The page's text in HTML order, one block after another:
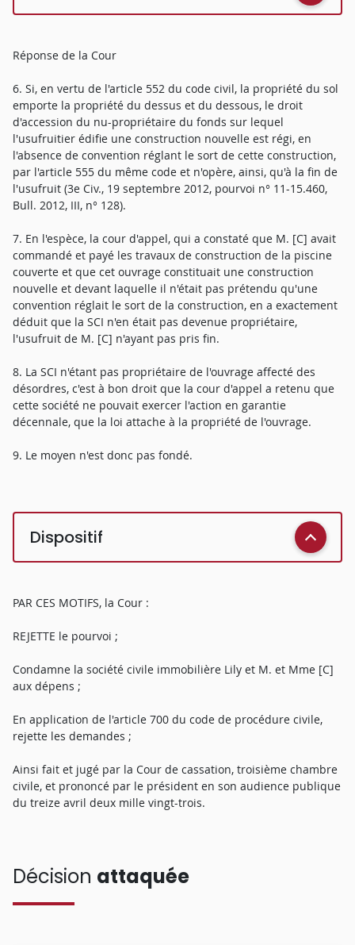
Réponse de la Cour
6. Si, en vertu de l'article 552 du code civil, la propriété du sol
emporte la propriété du dessus et du dessous, le droit
d'accession du nu-propriétaire du fonds sur lequel
l'usufruitier édifie une construction nouvelle est régi, en
l'absence de convention réglant le sort de cette construction,
par l'article 555 du même code et n'opère, ainsi, qu'à la fin de
l'usufruit (3e Civ., 19 septembre 2012, pourvoi n° 11-15.460,
Bull. 2012, III, n° 128).
7. En l'espèce, la cour d'appel, qui a constaté que M. [C] avait
commandé et payé les travaux de construction de la piscine
couverte et que cet ouvrage constituait une construction
nouvelle et devant laquelle il n'était pas prétendu qu'une
convention réglait le sort de la construction, en a exactement
déduit que la SCI n'en était pas devenue propriétaire,
l'usufruit de M. [C] n'ayant pas pris fin.
8. La SCI n'étant pas propriétaire de l'ouvrage affecté des
désordres, c'est à bon droit que la cour d'appel a retenu que
cette société ne pouvait exercer l'action en garantie
décennale, que la loi attache à la propriété de l'ouvrage.
9. Le moyen n'est donc pas fondé.
Dispositif
PAR CES MOTIFS, la Cour :
REJETTE le pourvoi ;
Condamne la société civile immobilière Lily et M. et Mme [C]
aux dépens ;
En application de l'article 700 du code de procédure civile,
rejette les demandes ;
Ainsi fait et jugé par la Cour de cassation, troisième chambre
civile, et prononcé par le président en son audience publique
du treize avril deux mille vingt-trois.
Décision attaquée